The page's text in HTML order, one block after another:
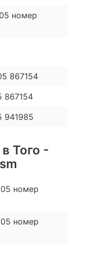
номер
867154
867154
941985
Того -
номер
номер